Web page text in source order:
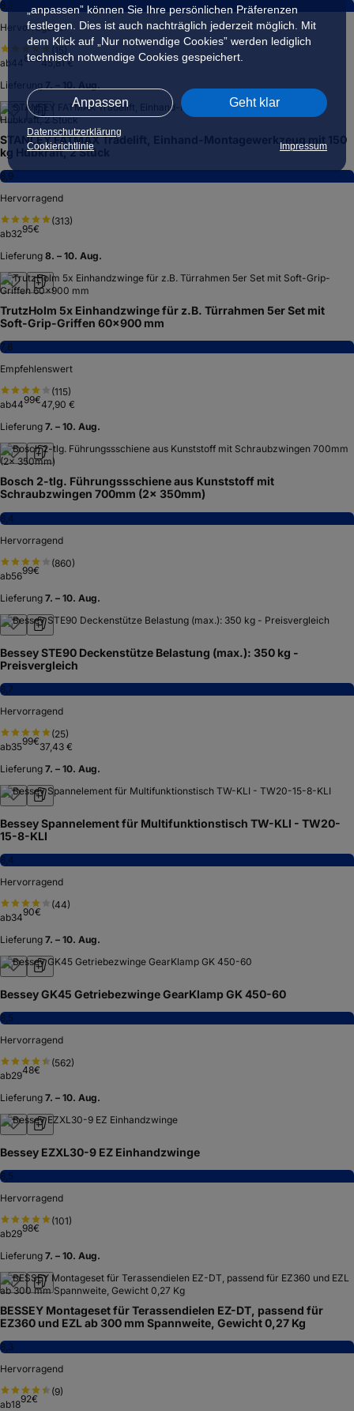
„anpassen” können Sie Ihre persönlichen Präferenzen
festlegen. Dies ist auch nachträglich jederzeit möglich. Mit
dem Klick auf „Nur notwendige Cookies” werden lediglich
technisch notwendige Cookies gespeichert.
Anpassen Geht klar
Datenschutzerklärung
Cookierichtlinie
Impressum
8,8
Hervorragend
15
ab
89€45,81 €
Lieferung
STANLEY FATMAX Tradelift, Einhand-Montagewerkzeug mit 150
kg Hubkraft, 2 Stück
8,9
Hervorragend
(313)
ab3295€
Lieferung 8. – 10. Aug.
TrutzHolm 5x Einhandzwinge für z.B. Türrahmen 5er Set mit
Soft-Grip-Griffen 60x900 mm
7,8
Empfehlenswert
(115)
ab4499€47,90 €
Lieferung 7. – 10. Aug.
Bosch 2-tlg. Führungssschiene aus Kunststoff mit
Schraubzwingen 700mm (2x 350mm)
8,4
Hervorragend
(860)
ab5699€
Lieferung 7. – 10. Aug.
Bessey STE90 Deckenstütze Belastung (max.): 350 kg -
Preisvergleich
8,7
Hervorragend
(25)
ab3599€37,43 €
Lieferung 7. – 10. Aug.
Bessey Spannelement für Multifunktionstisch TW-KLI - TW20-
15-8-KLI
8,4
Hervorragend
(44)
ab3490€
Lieferung 7. – 10. Aug.
Bessey GK45 Getriebezwinge GearKlamp GK 450-60
8,5
Hervorragend
(562)
ab2948€
Lieferung 7. – 10. Aug.
Bessey EZXL30-9 EZ Einhandzwinge
8,5
Hervorragend
(101)
ab2998€
Lieferung 7. – 10. Aug.
BESSEY Montageset für Terassendielen EZ-DT, passend für
EZ360 und EZL ab 300 mm Spannweite, Gewicht 0,27 Kg
8,3
Hervorragend
(9)
ab1892€